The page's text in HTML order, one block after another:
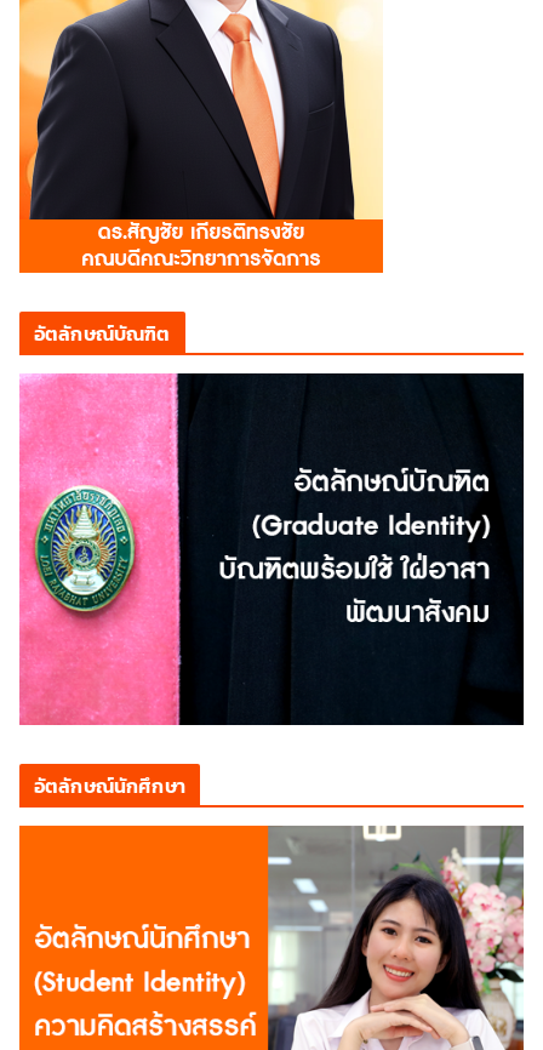
อัตลักษณ์บัณฑิต
อัตลักษณ์นักศึกษา